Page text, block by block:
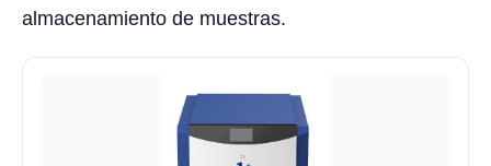
almacenamiento de muestras.